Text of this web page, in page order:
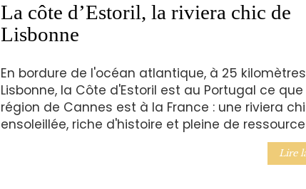
La côte d’Estoril, la riviera chic de
Lisbonne
En bordure de l'océan atlantique, à 25
Lisbonne, la Côte d'Estoril est au Portugal ce que
région de Cannes est à la France : une riviera
ensoleillée, riche d'histoire et pleine de
Lire